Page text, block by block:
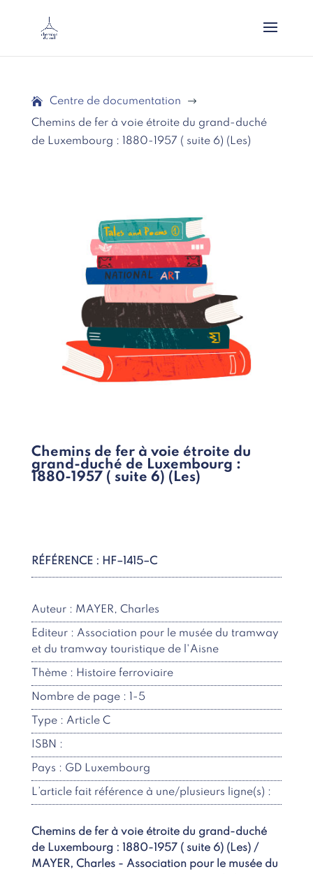
Centre de documentation
$
Chemins de fer à voie étroite du grand-duché
de Luxembourg : 1880-1957 ( suite 6) (Les)
Chemins de fer à voie étroite du
grand-duché de Luxembourg :
1880-1957 ( suite 6) (Les)
RÉFÉRENCE : HF–1415–C
Auteur : MAYER, Charles
Editeur : Association pour le musée du tramway
et du tramway touristique de l'Aisne
Thème : Histoire ferroviaire
Nombre de page : 1-5
Type : Article C
ISBN :
Pays : GD Luxembourg
L’article fait référence à une/plusieurs ligne(s) :
Chemins de fer à voie étroite du grand-duché
de Luxembourg : 1880-1957 ( suite 6) (Les) /
MAYER, Charles - Association pour le musée du